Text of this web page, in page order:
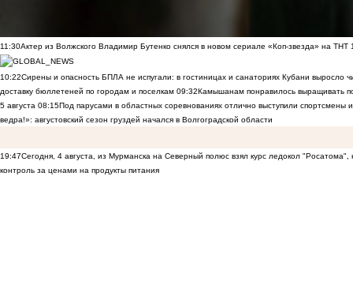
11:30Актер из Волжского Владимир Бутенко снялся в новом сериале «Коп-звезда» на ТНТ
10:22Сирены и опасность БПЛА не испугали: в гостиницах и санаториях Кубани выросло
доставку бюллетеней по городам и поселкам 09:32Камышанам понравилось выращивать
5 августа 08:15Под парусами в областных соревнованиях отлично выступили спортсмены
ведра!»: августовский сезон груздей начался в Волгоградской области
19:47Сегодня, 4 августа, из Мурманска на Северный полюс взял курс ледокол
контроль за ценами на продукты питания